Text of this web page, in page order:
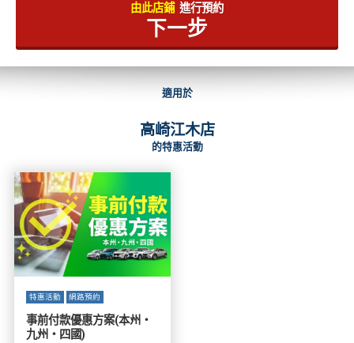
由此店鋪 進行預約
下一步
適用於
高崎江木店
的特惠活動
特惠活動 網路預約
事前付款優惠方案(本州・
九州・四國)